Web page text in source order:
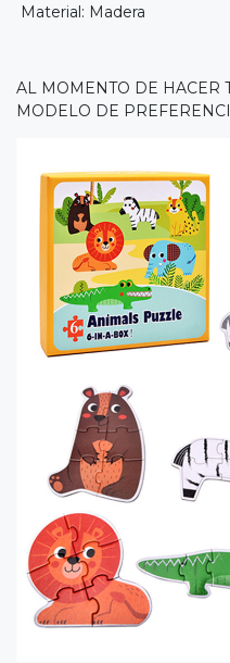
Material: Madera
AL MOMENTO DE HACER
MODELO DE